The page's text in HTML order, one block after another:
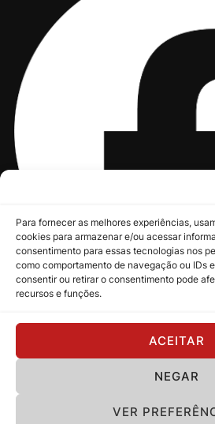
Para fornecer as melhores experiências,
cookies para armazenar e/ou acessar
consentimento para essas tecnologias nos
como comportamento de navegação ou IDs
consentir ou retirar o consentimento pode
recursos e funções.
ACEITAR
NEGAR
VER
Política de Privacidade